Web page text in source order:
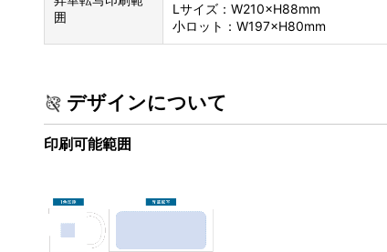
囲
Lサイズ：W210×H88mm
小ロット：W197×H80mm
デザインについて
印刷可能範囲